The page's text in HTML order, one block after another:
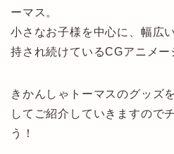
ーマス。
小さなお子様を中心に、幅広
持され続けているCGアニメー
きかんしゃトーマスのグッズ
してご紹介していきますので
う！